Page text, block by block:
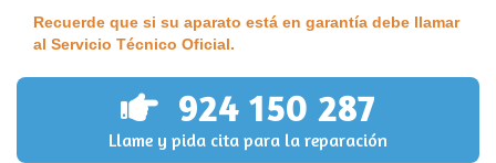
Recuerde que si su aparato está en garantía debe llamar
al Servicio Técnico Oficial.
924 150 287
Llame y pida cita para la reparación